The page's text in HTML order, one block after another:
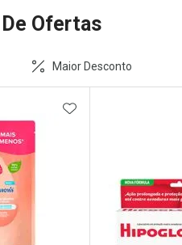
Ofertas
Maior Desconto
ADICIONAR AOS